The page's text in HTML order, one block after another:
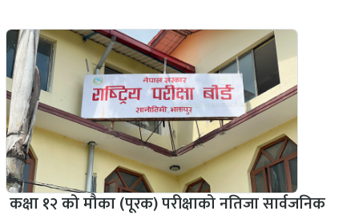
कक्षा १२ को मौका (पूरक) परीक्षाको नतिजा सार्वजनिक